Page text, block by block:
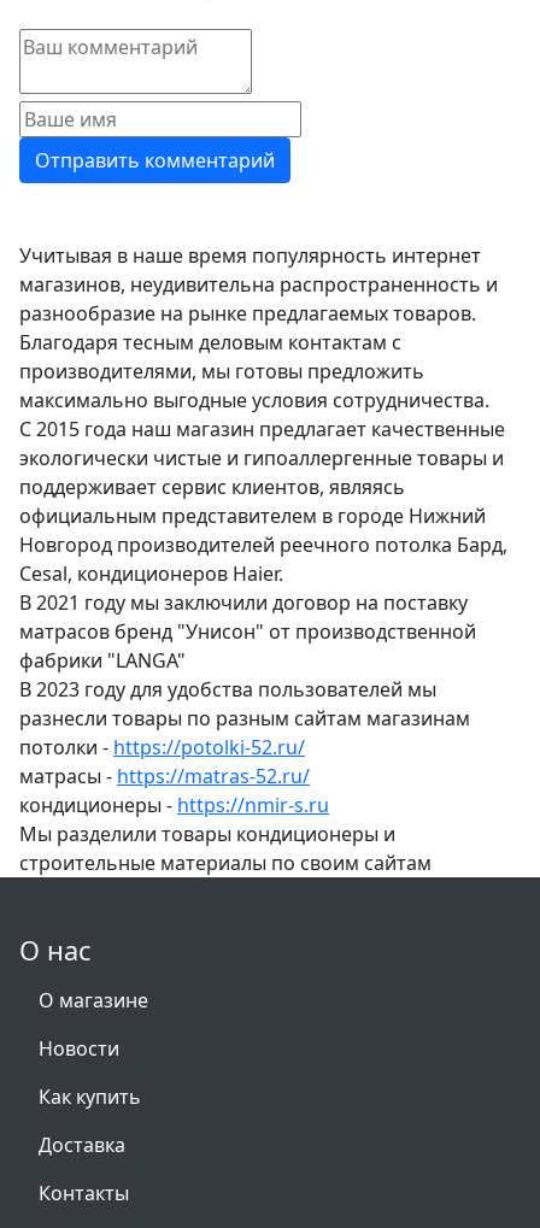
Учитывая в наше время популярность интернет
магазинов, неудивительна распространенность и
разнообразие на рынке предлагаемых товаров.
Благодаря тесным деловым контактам с
производителями, мы готовы предложить
максимально выгодные условия сотрудничества.
С 2015 года наш магазин предлагает качественные
экологически чистые и гипоаллергенные товары и
поддерживает сервис клиентов, являясь
официальным представителем в городе Нижний
Новгород производителей реечного потолка Бард,
Cesal, кондиционеров Haier.
В 2021 году мы заключили договор на поставку
матрасов бренд "Унисон" от производственной
фабрики "LANGA"
В 2023 году для удобства пользователей мы
разнесли товары по разным сайтам магазинам
потолки - https://potolki-52.ru/
матрасы - https://matras-52.ru/
кондиционеры - https://nmir-s.ru
Мы разделили товары кондиционеры и
строительные материалы по своим сайтам
О нас
О магазине
Новости
Как купить
Доставка
Контакты